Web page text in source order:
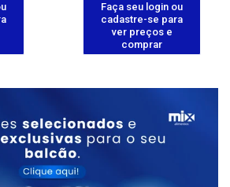
Faça seu login ou
cadastre-se para
ver preços e
comprar